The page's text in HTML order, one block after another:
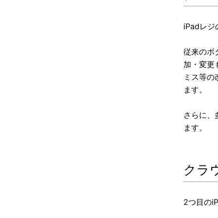
iPadレジ
従来のボ
加・変更
ミス等
ます。
さらに、
ます。
クラ
2つ目の